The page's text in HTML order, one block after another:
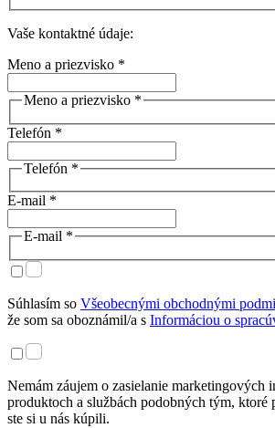
Vaše kontaktné údaje:
Meno a priezvisko *
Meno a priezvisko *
Telefón *
Telefón *
E-mail *
E-mail *
Súhlasím so Všeobecnými obchodnými
že som sa oboznámil/a s Informáciou o
Nemám záujem o zasielanie marketingových
produktoch a službách podobných tým, ktoré
ste si u nás kúpili.